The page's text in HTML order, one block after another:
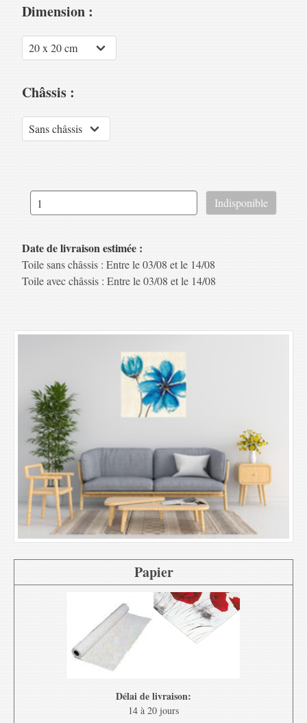
Dimension :
Châssis :
Date de livraison estimée :
Toile sans châssis : Entre le 03/08 et le 14/08
Toile avec châssis : Entre le 03/08 et le 14/08
Papier
Délai de livraison:
14 à 20 jours